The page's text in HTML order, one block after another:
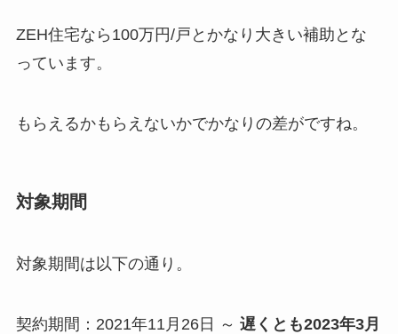
ZEH住宅なら100万円/戸とかなり大きい補助とな
っています。
もらえるかもらえないかでかなりの差がですね。
対象期間
対象期間は以下の通り。
契約期間：2021年11月26日 ～ 遅くとも2023年3月